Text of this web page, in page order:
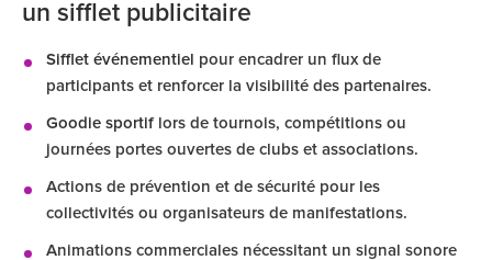
un sifflet publicitaire
Sifflet événementiel pour encadrer un flux de
participants et renforcer la visibilité des partenaires.
Goodie sportiflors de tournois, compétitions ou
journées portes ouvertes de clubs et associations.
Actions de prévention et de sécurité pour les
collectivités ou organisateurs de manifestations.
Animations commerciales nécessitant un signal sonore